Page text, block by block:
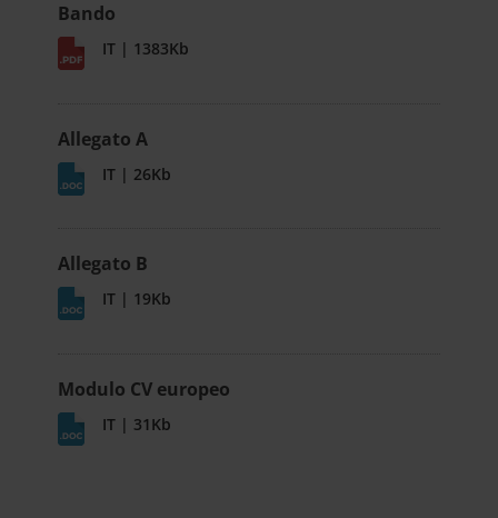
Bando
IT | 1383Kb
Allegato A
IT | 26Kb
Allegato B
IT | 19Kb
Modulo CV europeo
IT | 31Kb